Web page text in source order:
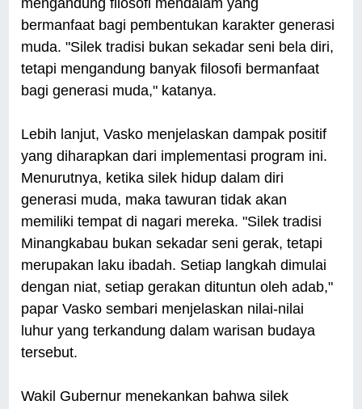
mengandung filosofi mendalam yang
bermanfaat bagi pembentukan karakter generasi
muda. "Silek tradisi bukan sekadar seni bela diri,
tetapi mengandung banyak filosofi bermanfaat
bagi generasi muda," katanya.
Lebih lanjut, Vasko menjelaskan dampak positif
yang diharapkan dari implementasi program ini.
Menurutnya, ketika silek hidup dalam diri
generasi muda, maka tawuran tidak akan
memiliki tempat di nagari mereka. "Silek tradisi
Minangkabau bukan sekadar seni gerak, tetapi
merupakan laku ibadah. Setiap langkah dimulai
dengan niat, setiap gerakan dituntun oleh adab,"
papar Vasko sembari menjelaskan nilai-nilai
luhur yang terkandung dalam warisan budaya
tersebut.
Wakil Gubernur menekankan bahwa silek